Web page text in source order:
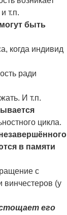
т.п.
быть
когда индивид
ради
И т.п.
цикла.
в памяти
с
винчестеров (у
его